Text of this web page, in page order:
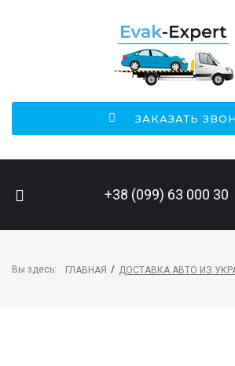
ЗАКАЗАТЬ
+38 (099) 63 000 30
Вы здесь: ГЛАВНАЯ / ДОСТАВКА АВТО ИЗ
ПОИСК НА САЙТЕ